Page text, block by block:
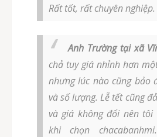
Rất tốt, rất chuyên nghiệp.
Anh Trường tại xã
chả tuy giá nhỉnh hơn
nhưng lúc nào cũng bảo
và số lượng. Lễ tết cũng
và giá không đổi nên tôi
khi chọn